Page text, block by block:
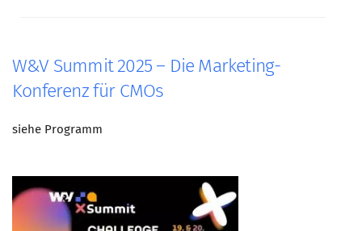
W&V Summit 2025 – Die Marketing-
Konferenz für CMOs
siehe Programm